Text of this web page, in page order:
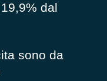
dal
sono da